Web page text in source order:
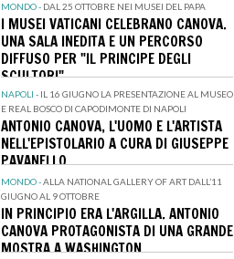
MONDO - DAL 25 OTTOBRE NEI MUSEI DEL PAPA
I MUSEI VATICANI CELEBRANO CANOVA.
UNA SALA INEDITA E UN PERCORSO
DIFFUSO PER "IL PRINCIPE DEGLI
SCULTORI"
NAPOLI - IL 16 GIUGNO LA PRESENTAZIONE AL MUSEO
E REAL BOSCO DI CAPODIMONTE DI NAPOLI
ANTONIO CANOVA, L'UOMO E L'ARTISTA
NELL'EPISTOLARIO A CURA DI GIUSEPPE
PAVANELLO
MONDO -ALLA NATIONAL GALLERY OF ART DALL’11
GIUGNO AL 9 OTTOBRE
IN PRINCIPIO ERA L'ARGILLA. ANTONIO
CANOVA PROTAGONISTA DI UNA GRANDE
MOSTRA A WASHINGTON